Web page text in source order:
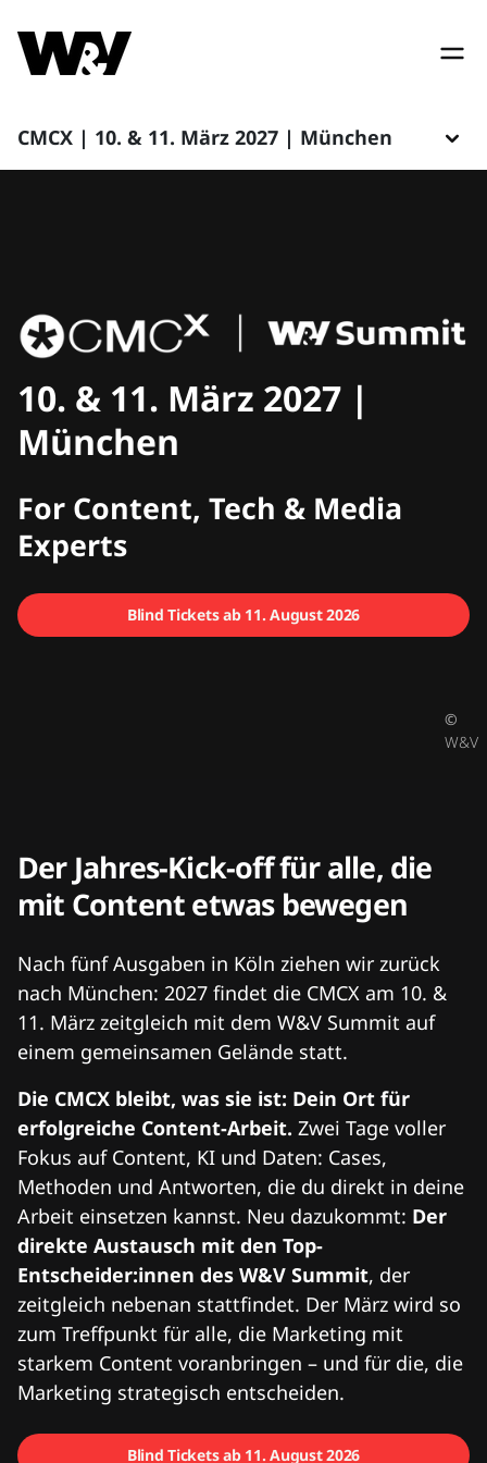
CMCX | 10. & 11. März 2027 | München
CMCX
10. & 11. März 2027 |
München
For Content, Tech & Media
Experts
Blind Tickets ab 11. August 2026
©
W&V
Der Jahres-Kick-off für alle, die
mit Content etwas bewegen
Nach fünf Ausgaben in Köln ziehen wir zurück
nach München: 2027 findet die CMCX am 10. &
11. März zeitgleich mit dem W&V Summit auf
einem gemeinsamen Gelände statt.
Die CMCX bleibt, was sie ist: Dein Ort für
erfolgreiche Content-Arbeit. Zwei Tage voller
Fokus auf Content, KI und Daten: Cases,
Methoden und Antworten, die du direkt in deine
Arbeit einsetzen kannst. Neu dazukommt: Der
direkte Austausch mit den Top-
Entscheider:innen des W&V Summit, der
zeitgleich nebenan stattfindet. Der März wird so
zum Treffpunkt für alle, die Marketing mit
starkem Content voranbringen – und für die, die
Marketing strategisch entscheiden.
Blind Tickets ab 11. August 2026